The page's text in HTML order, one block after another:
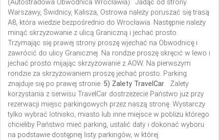
(Autostradowa Obwodnica Wrocławia): Jadąc od strony
Warszawy, Świdnicy, Kalisza, Ostrowa należy poruszać się trasą
A8, która wiedzie bezpośrednio do Wrocławia. Następnie należy
minąć skrzyżowanie z ulicą Graniczną i jechać prosto.
Trzymając się prawej strony proszę wjechać na Obwodnicę i
zawrócić do ulicy Granicznej. Na rondzie proszę skręcić w lewo i
jechać prosto mijając skrzyżowanie z AOW. Na pierwszym
rondzie za skrzyżowaniem proszę jechać prosto. Parking
znajduje się po prawej stronie. 5) Zalety TravelCar
Zalety
korzystania z serwisu TravelCar dostrzeżecie Państwo już przy
rezerwacji miejsc parkingowych przez naszą stronę. Wystarczy
tylko wybrać lotnisko, miasto lub inne miejsce w pobliżu którego
chcieliby Państwo mieć parking, ustalić daty i dokonać wyboru
na podstawie dostępnej listy parkingów, w której